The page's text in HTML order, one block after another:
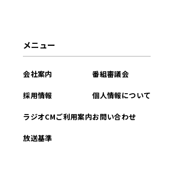
2025年09月
2025年07月
メニュー
会社案内
採用情報
ラジオCMご利用案内
放送基準
番組審議会
個人情報について
お問い合わせ